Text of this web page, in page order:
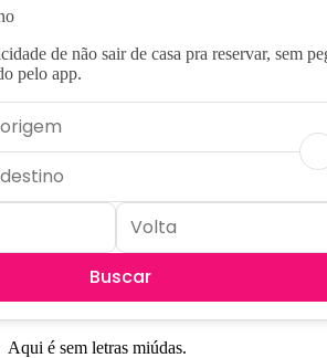
de não sair de casa pra reservar, sem
pelo app.
Buscar
Aqui é sem letras miúdas.